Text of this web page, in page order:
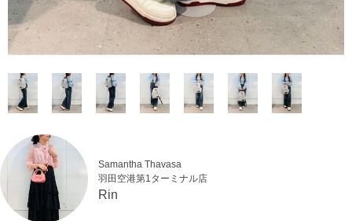
Samantha Thavasa
羽田空港第1ターミナル店
Rin